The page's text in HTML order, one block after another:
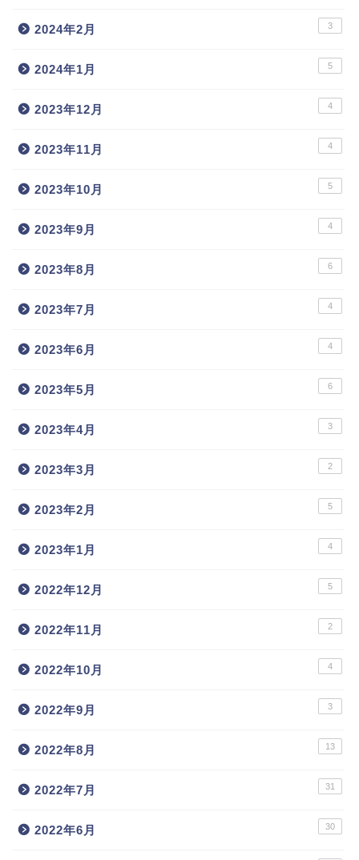
2024年2月 3
2024年1月 5
2023年12月 4
2023年11月 4
2023年10月 5
2023年9月 4
2023年8月 6
2023年7月 4
2023年6月 4
2023年5月 6
2023年4月 3
2023年3月 2
2023年2月 5
2023年1月 4
2022年12月 5
2022年11月 2
2022年10月 4
2022年9月 3
2022年8月 13
2022年7月 31
2022年6月 30